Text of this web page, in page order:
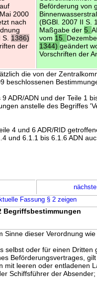
2000
nach
S. 1386)
der
Beförderung von
(BGBl. 2007 II S.
Maßgabe der5.
vom 15.
1344)geändert
Vorschriften der
die von der
beschlossenen
ADR/ADN und der Teile 1
anstelle des Begriffes
4 und 6 ADR/RID
und 6.1.1 bis 6.1.6 ADN
Fassung § 2 zeigen
Begriffsbestimmungen
Sinne dieser Verordnung
selbst oder für einen
Beförderungsvertrages,
mit leeren oder entladenen
Schiffsführer der Absender;